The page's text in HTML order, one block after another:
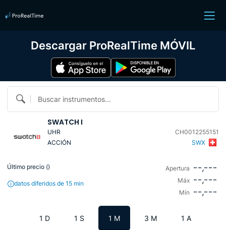
Buscar instrumentos...
SWATCH I
UHR
CH0012255151
ACCIÓN
SWX
Último precio ()
datos diferidos de 15 min
Apertura --,---
Máx --,---
Mín --,---
1 D 1 S 1 M 3 M 1 A
Descargar ProRealTime MÓVIL